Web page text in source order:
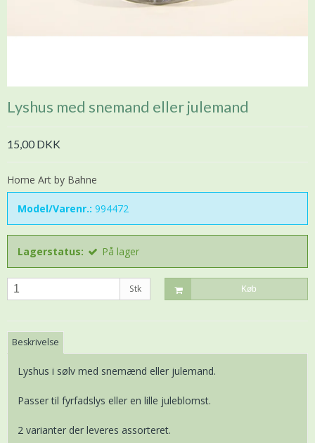
Lyshus med snemand eller julemand
15,00 DKK
Home Art by Bahne
Model/Varenr.: 994472
Lagerstatus: På lager
Stk Køb
Beskrivelse
Lyshus i sølv med snemænd eller julemand.
Passer til fyrfadslys eller en lille juleblomst.
2 varianter der leveres assorteret.